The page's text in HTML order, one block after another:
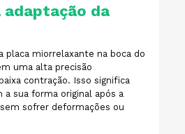
adaptação da
placa miorrelaxante na boca do
uma alta precisão
contração. Isso significa
a sua forma original após a
sofrer deformações ou